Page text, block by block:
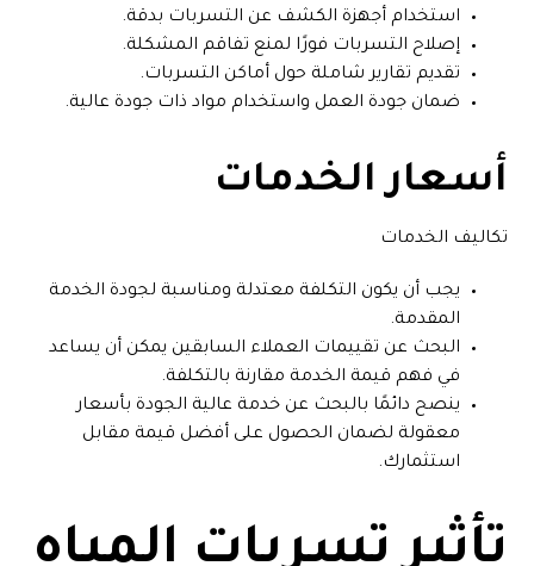
استخدام أجهزة الكشف عن التسربات بدقة.
إصلاح التسربات فورًا لمنع تفاقم المشكلة.
تقديم تقارير شاملة حول أماكن التسربات.
ضمان جودة العمل واستخدام مواد ذات جودة عالية.
أسعار الخدمات
تكاليف الخدمات
يجب أن يكون التكلفة معتدلة ومناسبة لجودة الخدمة
المقدمة.
البحث عن تقييمات العملاء السابقين يمكن أن يساعد
في فهم قيمة الخدمة مقارنة بالتكلفة.
ينصح دائمًا بالبحث عن خدمة عالية الجودة بأسعار
معقولة لضمان الحصول على أفضل قيمة مقابل
استثمارك.
تأثير تسربات المياه